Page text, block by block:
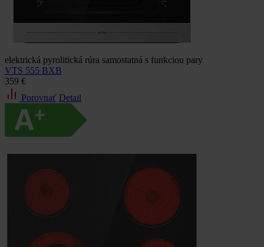
elektrická pyrolitická rúra samostatná s funkciou pary
VTS 555 BXB
359 €
Porovnať Detail